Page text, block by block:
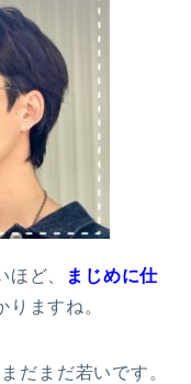
ど、
まじめに仕
りますね。
だまだ若いです。